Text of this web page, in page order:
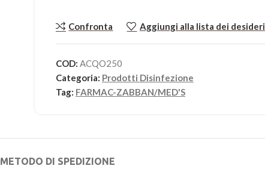
Confronta Aggiungi alla lista dei desideri
COD: ACQO250
Categoria: Prodotti Disinfezione
Tag: FARMAC-ZABBAN/MED'S
METODO DI SPEDIZIONE